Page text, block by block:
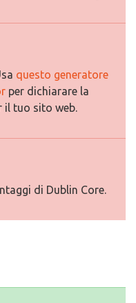
questo generatore
per dichiarare la
il tuo sito web.
di Dublin Core.